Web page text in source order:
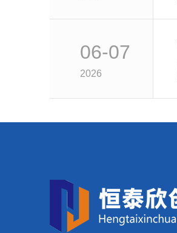
06-07
2026